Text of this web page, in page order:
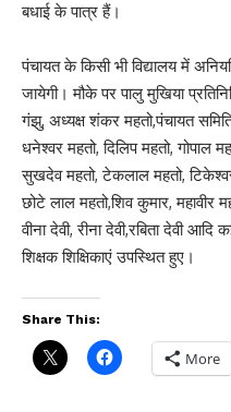
बधाई के पात्र हैं।
पंचायत के किसी भी विद्यालय में
जायेगी। मौके पर पालु मुखिया
गंझु, अध्यक्ष शंकर महतो,पंचायत
धनेश्वर महतो, दिलिप महतो, गोपाल
सुखदेव महतो, टेकलाल महतो,
छोटे लाल महतो,शिव कुमार, महावीर
वीना देवी, रीना देवी,रबिता देवी
शिक्षक शिक्षिकाएं उपस्थित हुए।
Share This:
More